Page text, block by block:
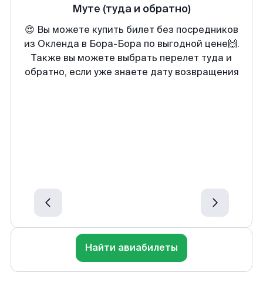
Муте (туда и обратно)
😍 Вы можете купить билет без посредников
из Окленда в Бора-Бора по выгодной цене🙌.
Также вы можете выбрать перелет туда и
обратно, если уже знаете дату возвращения
Найти авиабилеты